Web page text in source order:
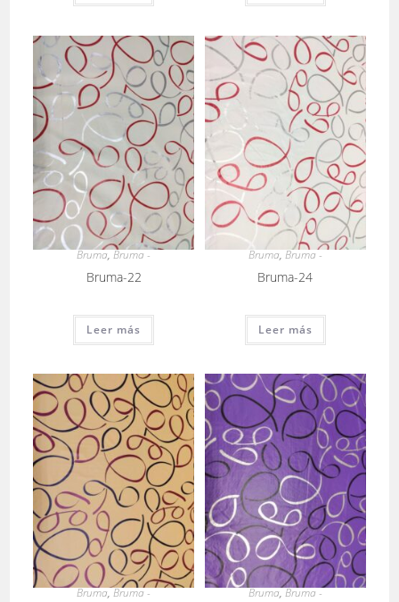
Bruma,Bruma -
Bruma-22
Leer más
Bruma,Bruma -
Bruma-24
Leer más
Bruma,Bruma - Bruma,Bruma -